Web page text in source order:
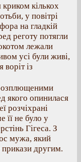
кількох
у повітрі
на гладкій
реготу потягли
лежали
усі були живі,
із
якого опинилася
розчіхрані
її не було у
Гігеса. З
мужа, який
прикази другим.